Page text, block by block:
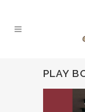
PLAY